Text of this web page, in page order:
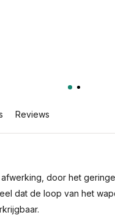
Reviews
door het
dat de loop van het